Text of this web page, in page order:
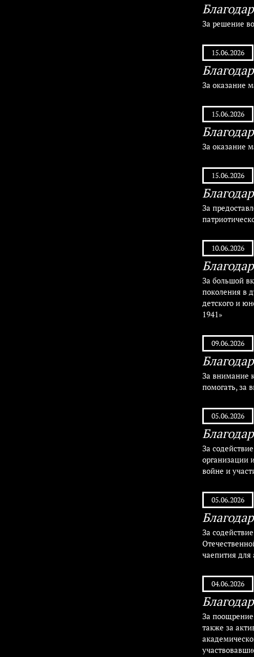
За решение
15.06.2026
За оказание
15.06.2026
За оказание
15.06.2026
За
10.06.2026
За большой
поколения в
детского и
1941»
09.06.2026
За внимание
помогать, за
05.06.2026
За
организации
войне и
05.06.2026
За
чаепития для
04.06.2026
За поощрение
также за